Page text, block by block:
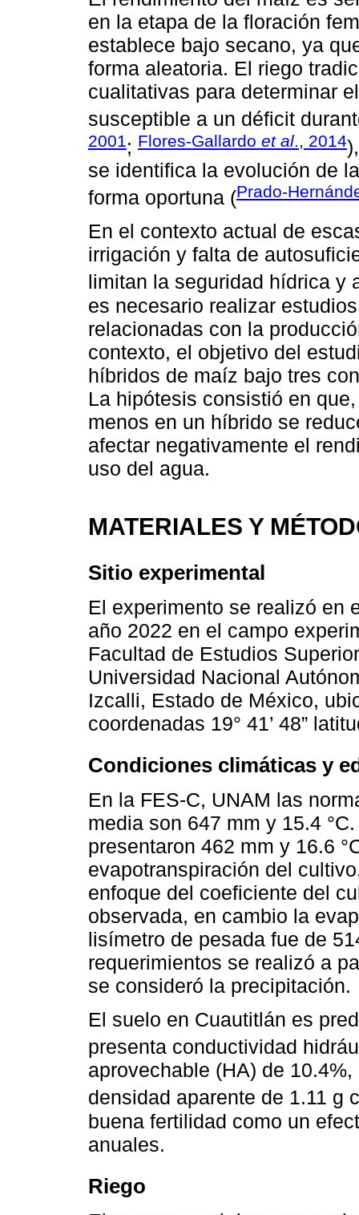
en la etapa de la floración
establece bajo secano, ya
forma aleatoria. El riego
cualitativas para determinar
susceptible a un déficit
2001; Flores-Gallardo et al., 2014
se identifica la evolución de
forma oportuna (Prado-
En el contexto actual de
irrigación y falta de
limitan la seguridad hídrica y
es necesario realizar
relacionadas con la
contexto, el objetivo del
híbridos de maíz bajo tres
La hipótesis consistió en
menos en un híbrido se
afectar negativamente el
uso del agua.
MATERIALES Y
Sitio experimental
El experimento se realizó en
año 2022 en el campo
Facultad de Estudios
Universidad Nacional
Izcalli, Estado de México,
coordenadas 19° 41’ 48”
Condiciones climáticas y
En la FES-C, UNAM las
media son 647 mm y 15.4
presentaron 462 mm y 16.6
evapotranspiración del
enfoque del coeficiente del
observada, en cambio la
lisímetro de pesada fue de
requerimientos se realizó a
se consideró la precipitación.
El suelo en Cuautitlán es
presenta conductividad
aprovechable (HA) de
densidad aparente de 1.11 g
buena fertilidad como un
anuales.
Riego